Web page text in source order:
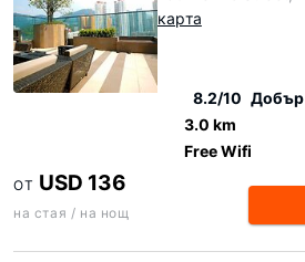
карта
8.2/10 Добър
3.0 km
Free Wifi
ОТ USD 136
на стая / на нощ